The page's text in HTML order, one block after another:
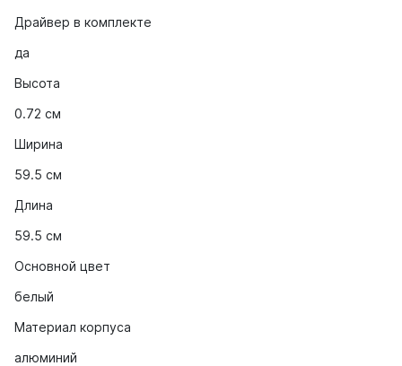
Драйвер в комплекте
да
Высота
0.72 cм
Ширина
59.5 см
Длина
59.5 см
Основной цвет
белый
Материал корпуса
алюминий